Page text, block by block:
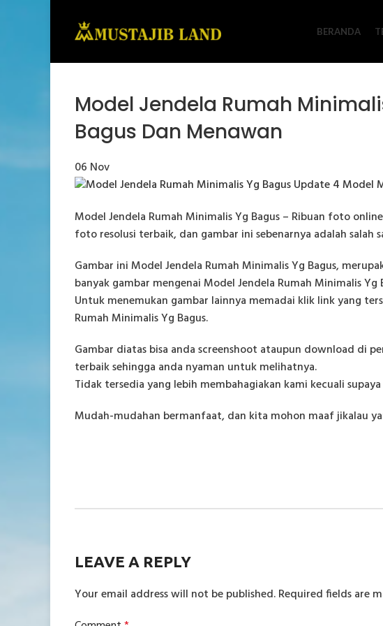
BERANDA
Model Jendela Rumah
Bagus Dan Menawan
06 Nov
Model Jendela Rumah Minimalis Yg Bagus – Ribuan foto
foto resolusi terbaik, dan gambar ini sebenarnya adalah
Gambar ini Model Jendela Rumah Minimalis Yg Bagus,
banyak gambar mengenai Model Jendela Rumah Minimalis
Untuk menemukan gambar lainnya memadai klik link yang
Rumah Minimalis Yg Bagus.
Gambar diatas bisa anda screenshoot ataupun download di
terbaik sehingga anda nyaman untuk melihatnya.
Tidak tersedia yang lebih membahagiakan kami kecuali
Mudah-mudahan bermanfaat, dan kita mohon maaf jikalau
LEAVE A REPLY
Your email address will not be published.Required fields are